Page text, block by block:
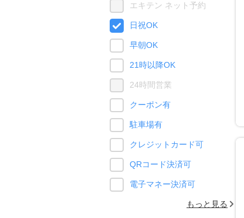
エキテン ネット予約
日祝OK
早朝OK
21時以降OK
24時間営業
クーポン有
駐車場有
クレジットカード可
QRコード決済可
電子マネー決済可
もっと見る